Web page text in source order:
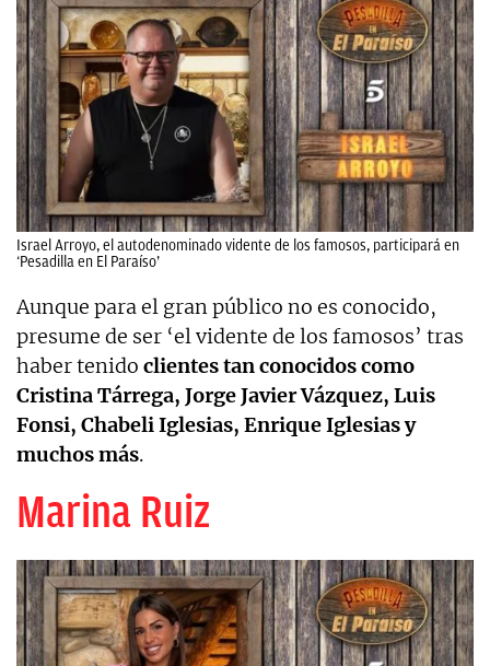
Israel Arroyo, el autodenominado vidente de los famosos, participará en
‘Pesadilla en El Paraíso’
Aunque para el gran público no es conocido,
presume de ser ‘el vidente de los famosos’ tras
haber tenido clientes tan conocidos como
Cristina Tárrega, Jorge Javier Vázquez, Luis
Fonsi, Chabeli Iglesias, Enrique Iglesias y
muchos más.
Marina Ruiz